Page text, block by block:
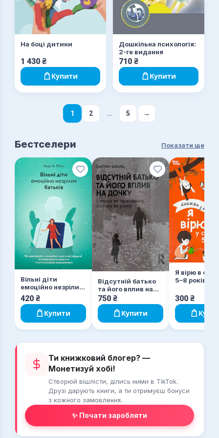
На боці дитини
1 430 ₴
Купити
Дошкільна психологія:
2-ге видання
710 ₴
Купити
1 2 ... 5 →
Бестселери Показати ще
Вільні діти
емоційно незрілих
батьків
420 ₴
Купити
Відсутній батько
та його вплив на
дочку
750 ₴
Купити
Я вірю в
5–8 років.
300 ₴
Ти книжковий блогер? —
Монетизуй хобі!
Створюй вішлісти, ділись ними в TikTok.
Друзі дарують книги, а ти отримуєш бонуси
з кожного замовлення.
✨ Почати заробляти